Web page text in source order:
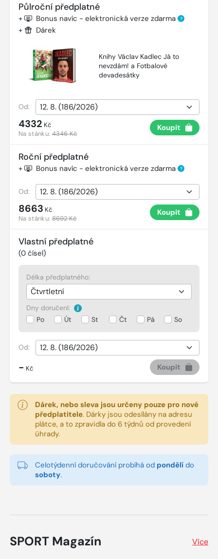
Půlroční předplatné
+ Bonus navíc - elektronická verze zdarma ?
+ Dárek
Knihy Václav Kadlec Já to
nevzdám! a Fotbalové
devadesátky
Od:
4332 Kč
Na stánku:4346 Kč
Koupit
Roční předplatné
+ Bonus navíc - elektronická verze zdarma ?
Od:
8663 Kč
Na stánku:8692 Kč
Koupit
Vlastní předplatné
(0 čísel)
Délka předplatného:
Dny doručení:
Po
Út St Čt Pá So
Od:
- Kč Koupit
Dárek, nebo sleva jsou určeny pouze pro nové
předplatitele. Dárky jsou odesílány na adresu
plátce, a to zpravidla do 6 týdnů od provedení
úhrady.
Celotýdenní doručování probíhá od pondělí do
soboty.
SPORT Magazín Více